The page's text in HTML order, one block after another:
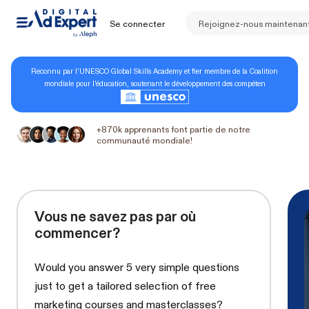
Se connecter Rejoignez-nous
Reconnu par l'UNESCO Global Skills Academy et fier membre de la Coalition
mondiale pour l'éducation, soutenant le développement des compéten
+870k apprenants font partie de notre
communauté mondiale!
Vous ne savez pas par où
commencer?
Would you answer 5 very simple questions
just to get a tailored selection of free
marketing courses and masterclasses?